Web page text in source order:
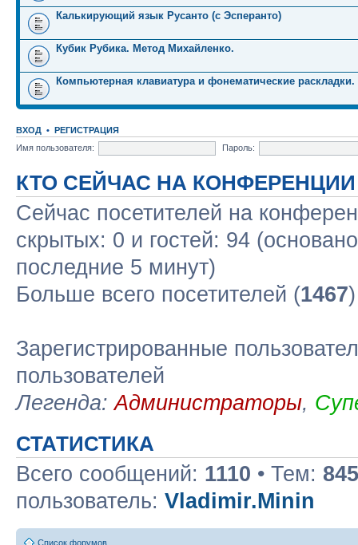
Калькирующий язык Русанто (с Эсперанто)
Кубик Рубика. Метод Михайленко.
Компьютерная клавиатура и фонематические раскладки.
ВХОД • РЕГИСТРАЦИЯ
Имя пользователя:
Пароль:
КТО СЕЙЧАС НА КОНФЕРЕНЦИИ
Сейчас посетителей на
скрытых: 0 и гостей: 94
последние 5 минут)
Больше всего посетителей (1467
Зарегистрированные
пользователей
Легенда:Администраторы,
СТАТИСТИКА
Всего сообщений: 1110 • Тем: 845
пользователь: Vladimir.Minin
Список форумов